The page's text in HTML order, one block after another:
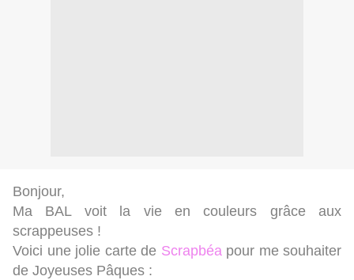
Bonjour,
Ma BAL voit la vie en couleurs grâce aux
scrappeuses !
Voici une jolie carte de Scrapbéapour me souhaiter
de Joyeuses Pâques :